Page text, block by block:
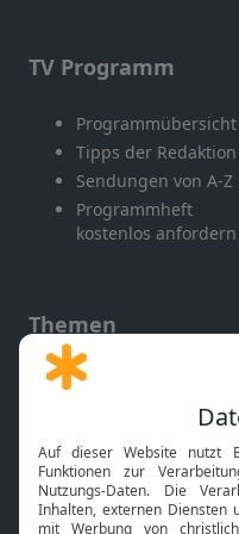
TV Programm
Programmübersicht
Tipps der Redaktion
Sendungen von A-Z
Programmheft
kostenlos anfordern
Themen
Gott und Bibel erklärt
Neuigkeiten